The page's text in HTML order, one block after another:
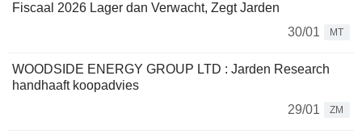
Fiscaal 2026 Lager dan Verwacht, Zegt Jarden
30/01
MT
WOODSIDE ENERGY GROUP LTD : Jarden Research
handhaaft koopadvies
29/01
ZM